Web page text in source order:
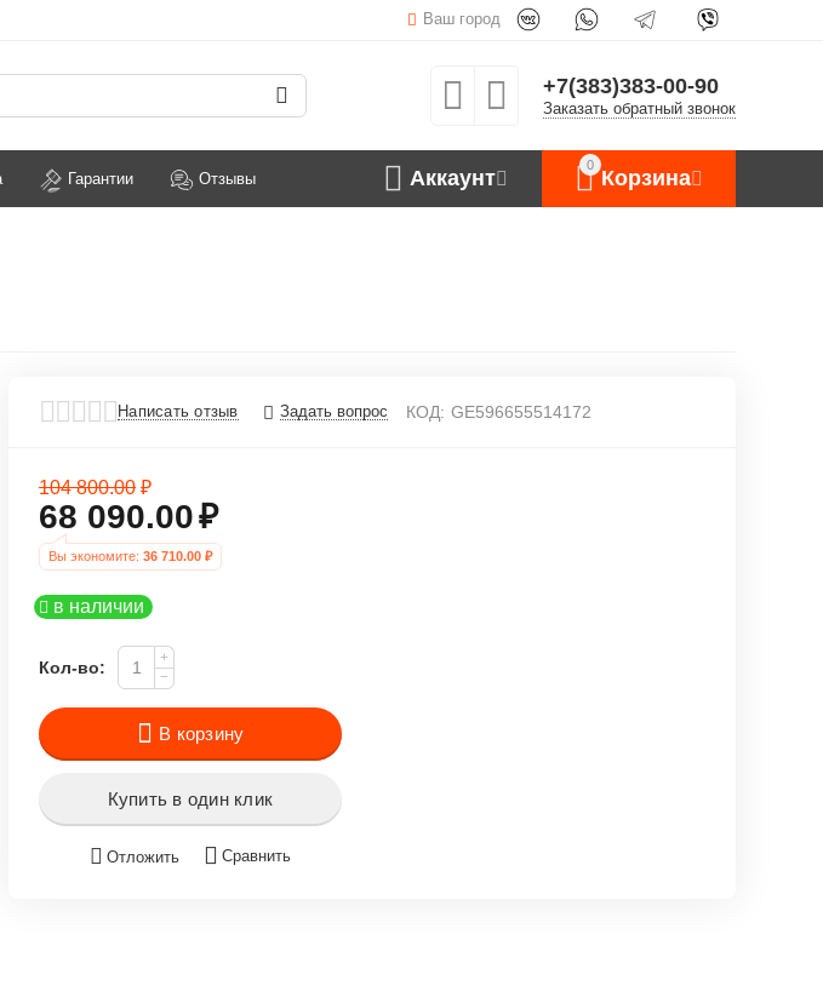
Ваш город
+7(383)383-00-90
Заказать обратный звонок
Гарантии Отзывы
0
Корзина
Аккаунт
Написать отзыв Задать вопрос КОД: GE596655514172
104 800.00 ₽
68 090.00₽
Вы экономите: 36 710.00 ₽
в наличии
Кол-во:
+
−
В корзину
Купить в один клик
Отложить Сравнить